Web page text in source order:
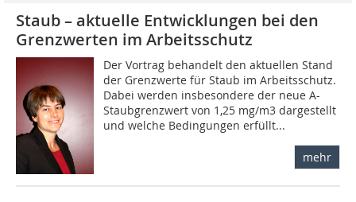
Staub – aktuelle Entwicklungen bei den
Grenzwerten im Arbeitsschutz
Der Vortrag behandelt den aktuellen Stand
der Grenzwerte für Staub im Arbeitsschutz.
Dabei werden insbesondere der neue A-
Staubgrenzwert von 1,25 mg/m3 dargestellt
und welche Bedingungen erfüllt...
mehr